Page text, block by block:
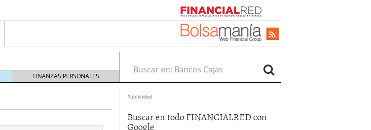
FINANZAS PERSONALES
Buscar en:
Publicidad
Buscar en todo FINANCIALRED con
Google